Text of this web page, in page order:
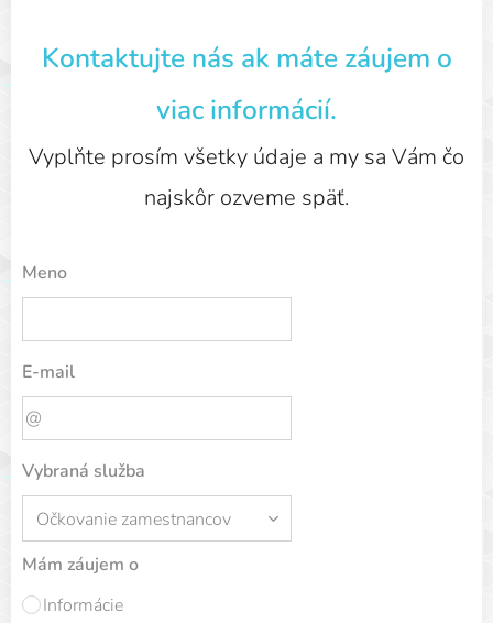
Kontaktujte nás ak máte záujem o
viac informácií.
Vyplňte prosím všetky údaje a my sa Vám čo
najskôr ozveme späť.
Meno
E-mail
Vybraná služba
Mám záujem o
Informácie